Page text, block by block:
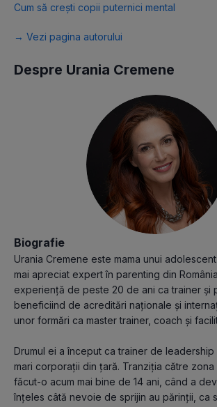
Cum să crești copii puternici mental
→ Vezi pagina autorului
Despre Urania Cremene
Biografie
Urania Cremene este mama unui
mai apreciat expert în parenting din
experiență de peste 20 de ani ca trainer și
beneficiind de acreditări naționale și
unor formări ca master trainer, coach și
Drumul ei a început ca trainer de
mari corporații din țară. Tranziția către
făcut-o acum mai bine de 14 ani, când a
înțeles câtă nevoie de sprijin au părinții, ca